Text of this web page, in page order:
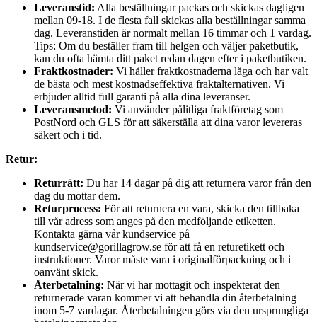
Leveranstid: Alla beställningar packas och skickas dagligen
mellan 09-18. I de flesta fall skickas alla beställningar samma
dag. Leveranstiden är normalt mellan 16 timmar och 1 vardag.
Tips: Om du beställer fram till helgen och väljer paketbutik,
kan du ofta hämta ditt paket redan dagen efter i paketbutiken.
Fraktkostnader: Vi håller fraktkostnaderna låga och har valt
de bästa och mest kostnadseffektiva fraktalternativen. Vi
erbjuder alltid full garanti på alla dina leveranser.
Leveransmetod: Vi använder pålitliga fraktföretag som
PostNord och GLS för att säkerställa att dina varor levereras
säkert och i tid.
Retur:
Returrätt: Du har 14 dagar på dig att returnera varor från den
dag du mottar dem.
Returprocess: För att returnera en vara, skicka den tillbaka
till vår adress som anges på den medföljande etiketten.
Kontakta gärna vår kundservice på
kundservice@gorillagrow.se för att få en returetikett och
instruktioner. Varor måste vara i originalförpackning och i
oanvänt skick.
Återbetalning: När vi har mottagit och inspekterat den
returnerade varan kommer vi att behandla din återbetalning
inom 5-7 vardagar. Återbetalningen görs via den ursprungliga